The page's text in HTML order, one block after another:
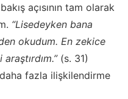
açısının tam olarak
“Lisedeyken bana
okudum. En zekice
(s. 31)
fazla ilişkilendirme